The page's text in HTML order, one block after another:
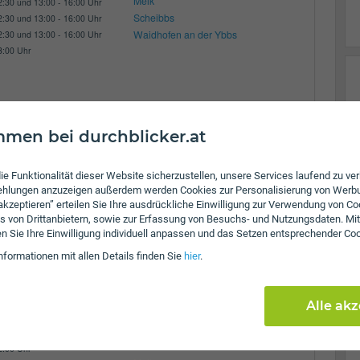
bei durchblicker.at
Funktionalität dieser Website sicherzustellen, unsere Services laufend zu
anzuzeigen außerdem werden Cookies zur Personalisierung von
erteilen Sie Ihre ausdrückliche Einwilligung zur Verwendung von
von Drittanbietern, sowie zur Erfassung von Besuchs- und Nutzungsdaten.
Sie Ihre Einwilligung individuell anpassen und das Setzen entsprechender
mit allen Details finden Sie hier.
Alle
und 13:00 - 16:00 Uhr
und 13:00 - 16:00 Uhr
Uhr
Scheibbs
Waidhofen an der Ybbs
Uhr
Uhr
Uhr
Uhr
Uhr
Amstetten
Scheibbs
Waidhofen an der Ybbs
Uhr